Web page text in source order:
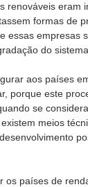
renováveis eram
formas de
essas empresas
do
aos países
porque este
se
meios
países de